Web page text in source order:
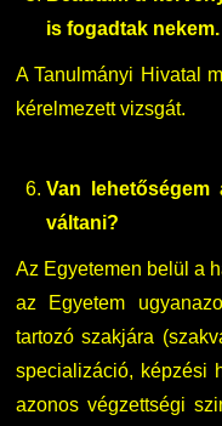
is fogadtak
A Tanulmányi Hivatal
kérelmezett vizsgát.
Van lehetőségem
váltani?
Az Egyetemen belül a
az Egyetem
tartozó szakjára
specializáció, képzési
azonos végzettségi